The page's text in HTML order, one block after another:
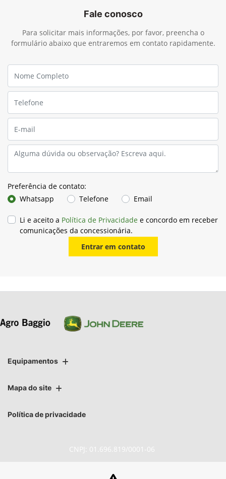
Fale conosco
Para solicitar mais informações, por favor, preencha o
formulário abaixo que entraremos em contato rapidamente.
Preferência de contato:
Whatsapp
Telefone Email
Li e aceito a Política de Privacidade e concordo em receber
comunicações da concessionária.
Entrar em contato
Equipamentos
Mapa do site
Política de privacidade
CNPJ: 01.696.819/0001-06